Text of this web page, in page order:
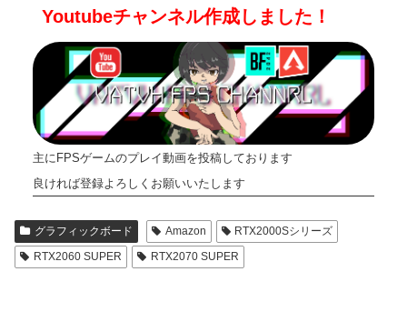
Youtubeチャンネル作成しました！
主にFPSゲームのプレイ動画を投稿しております
良ければ登録よろしくお願いいたします
グラフィックボード Amazon
RTX2000Sシリーズ
RTX2060 SUPER
RTX2070 SUPER